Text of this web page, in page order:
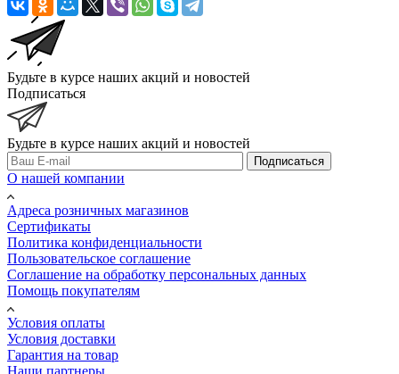
Будьте в курсе наших акций и новостей
Подписаться
Будьте в курсе наших акций и новостей
Подписаться
О нашей компании
Адреса розничных магазинов
Сертификаты
Политика конфиденциальности
Пользовательское соглашение
Соглашение на обработку персональных данных
Помощь покупателям
Условия оплаты
Условия доставки
Гарантия на товар
Наши партнеры